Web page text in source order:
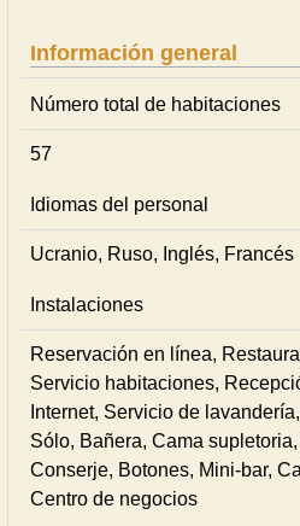
Información general
Número total de habitaciones
57
Idiomas del personal
Ucranio, Ruso, Inglés, Francés
Instalaciones
Reservación en línea,
Servicio habitaciones,
Internet, Servicio de
Sólo, Bañera, Cama
Conserje, Botones, Mini-bar,
Centro de negocios